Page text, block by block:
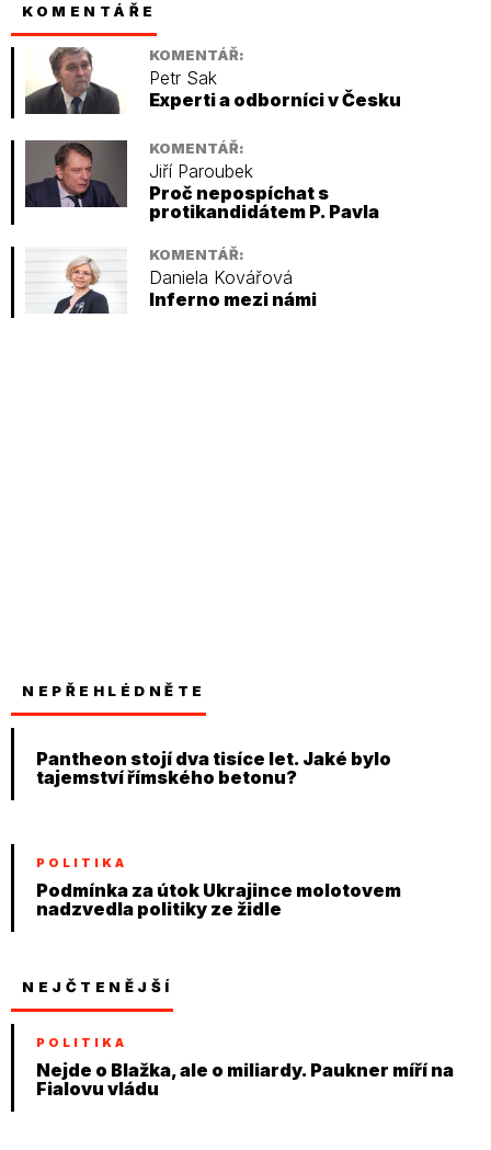
KOMENTÁŘE
KOMENTÁŘ:
Petr Sak
Experti a odborníci v Česku
KOMENTÁŘ:
Jiří Paroubek
Proč nepospíchat s
protikandidátem P. Pavla
KOMENTÁŘ:
Daniela Kovářová
Inferno mezi námi
NEPŘEHLÉDNĚTE
Pantheon stojí dva tisíce let. Jaké bylo
tajemství římského betonu?
POLITIKA
Podmínka za útok Ukrajince molotovem
nadzvedla politiky ze židle
NEJČTENĚJŠÍ
POLITIKA
Nejde o Blažka, ale o miliardy. Paukner míří na
Fialovu vládu